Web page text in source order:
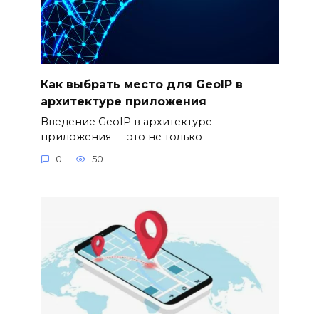
Как выбрать место для GeoIP в
архитектуре приложения
Введение GeoIP в архитектуре
приложения — это не только
0 50